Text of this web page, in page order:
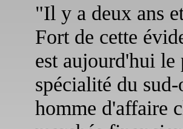
"Il y a deux ans
Fort de cette
est aujourd'hui le
spécialité du
homme d'affaire